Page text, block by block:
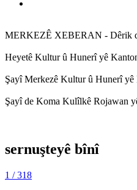
MERKEZÊ XEBERAN - Dêrik
Heyetê Kultur û Hunerî yê
Şayî Merkezê Kultur û Hunerî yê
Şayî de Koma Kulîlkê Rojawan
sernuşteyê bînî
1 / 318